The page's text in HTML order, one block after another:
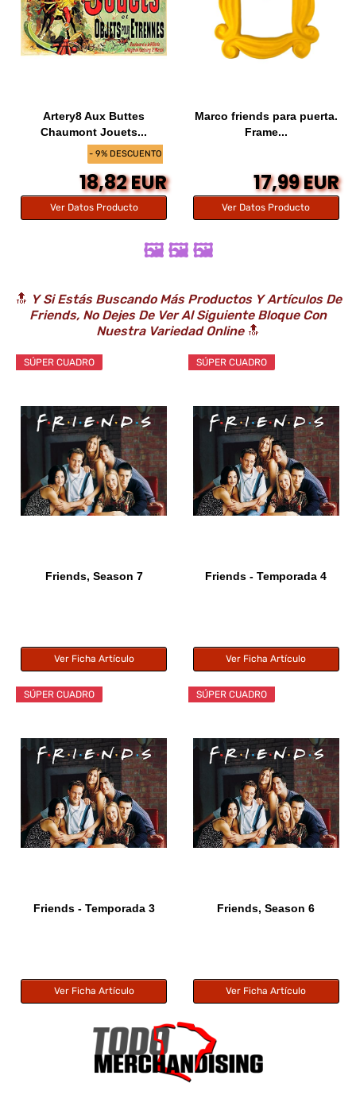
- 9% DESCUENTO
Artery8 Aux Buttes
Chaumont Jouets...
18,82 EUR
Ver Datos Producto
Marco friends para puerta.
Frame...
17,99 EUR
Ver Datos Producto
🖼️ 🖼️ 🖼️
🔝 Y Si Estás Buscando Más Productos Y Artículos De
Friends, No Dejes De Ver Al Siguiente Bloque Con
Nuestra Variedad Online🔝
SÚPER CUADRO
Friends, Season 7
Ver Ficha Artículo
SÚPER CUADRO
Friends - Temporada 4
Ver Ficha Artículo
SÚPER CUADRO
Friends - Temporada 3
Ver Ficha Artículo
SÚPER CUADRO
Friends, Season 6
Ver Ficha Artículo